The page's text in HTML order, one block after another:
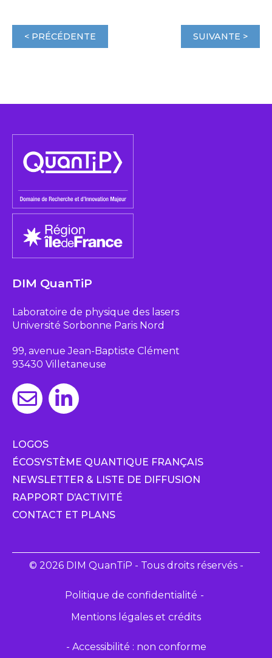
< PRÉCÉDENTE SUIVANTE >
DIM QuanTiP
Laboratoire de physique des lasers
Université Sorbonne Paris Nord
99, avenue Jean-Baptiste Clément
93430 Villetaneuse
LOGOS
ÉCOSYSTÈME QUANTIQUE FRANÇAIS
NEWSLETTER & LISTE DE DIFFUSION
RAPPORT D’ACTIVITÉ
CONTACT ET PLANS
© 2026 DIM QuanTiP - Tous droits réservés -
Politique de confidentialité
Mentions légales et crédits
- Accessibilité : non conforme